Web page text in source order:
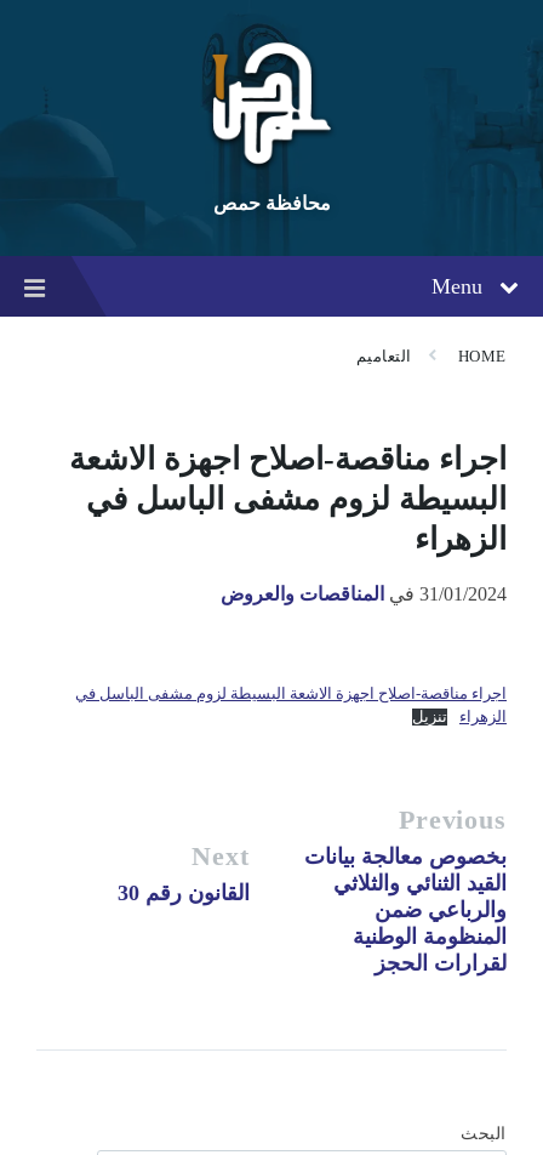
content
main
navigation
footer
محافظة حمص
Menu
HOME التعاميم
اجراء مناقصة-اصلاح اجهزة الاشعة
البسيطة لزوم مشفى الباسل في
الزهراء
31/01/2024 في المناقصات والعروض
اجراء مناقصة-اصلاح اجهزة الاشعة البسيطة لزوم مشفى الباسل في
الزهراء
تنزيل
Previous
بخصوص معالجة بيانات
القيد الثنائي والثلاثي
والرباعي ضمن
المنظومة الوطنية
لقرارات الحجز
Next
القانون رقم 30
البحث